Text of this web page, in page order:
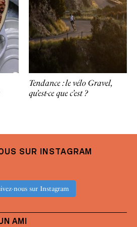
Tendance : le vélo Gravel,
qu’est-ce que c’est ?
SUR INSTAGRAM
nous sur Instagram
AMI